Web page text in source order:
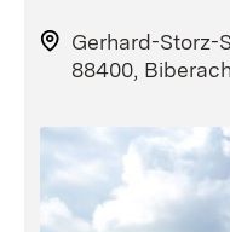
Gerhard-Storz-
88400, Biberach